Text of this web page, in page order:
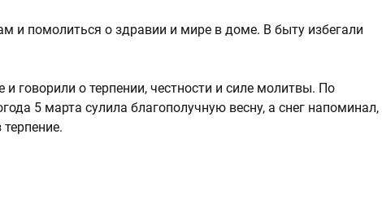
и помолиться о здравии и мире в доме. В быту избегали
говорили о терпении, честности и силе молитвы. По
5 марта сулила благополучную весну, а снег напоминал,